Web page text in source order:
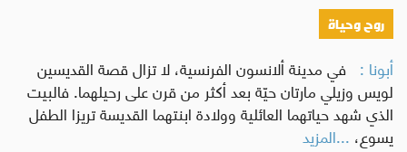
روح وحياة
أبونا : في مدينة ألانسون الفرنسية، لا تزال قصة القديسين
لويس وزيلي مارتان حيّة بعد أكثر من قرن على رحيلهما. فالبيت
الذي شهد حياتهما العائلية وولادة ابنتهما القديسة تريزا الطفل
يسوع، ...المزيد